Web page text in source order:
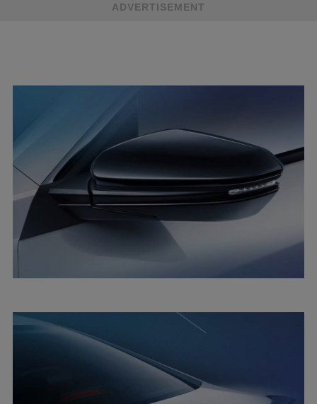
ADVERTISEMENT